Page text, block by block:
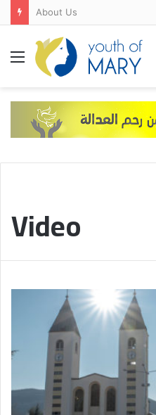
FRANCE-SPAIN-PORTUGAL
Menu
Video